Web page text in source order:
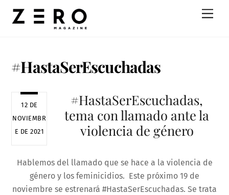
#HastaSerEscuchadas
12 DE
NOVIEMBR
E DE 2021
#HastaSerEscuchadas,
tema con llamado ante la
violencia de género
Hablemos del llamado que se hace a la violencia de
género y los feminicidios. Este próximo 19 de
noviembre se estrenará #HastaSerEscuchadas. Se trata